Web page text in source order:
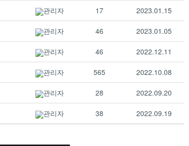
관리자 17 2023.01.15
관리자 46 2023.01.05
관리자 46 2022.12.11
관리자 565 2022.10.08
관리자 28 2022.09.20
관리자 38
2022.09.19